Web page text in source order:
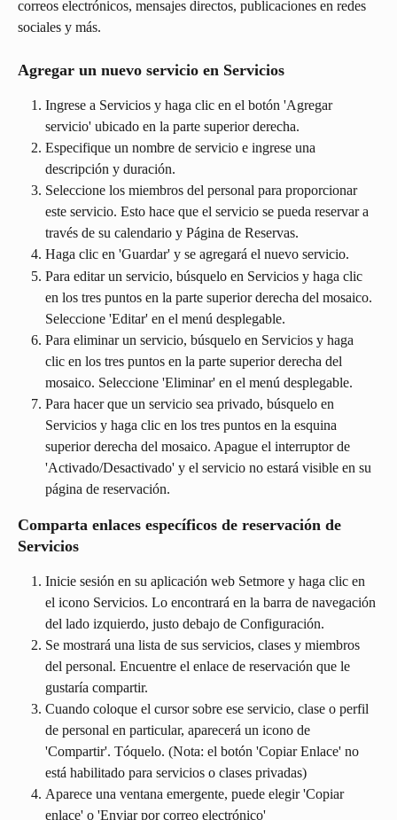
correos electrónicos, mensajes directos, publicaciones en redes
sociales y más.
Agregar un nuevo servicio en Servicios
Ingrese a Servicios y haga clic en el botón 'Agregar
servicio' ubicado en la parte superior derecha.
Especifique un nombre de servicio e ingrese una
descripción y duración.
Seleccione los miembros del personal para proporcionar
este servicio. Esto hace que el servicio se pueda reservar a
través de su calendario y Página de Reservas.
Haga clic en 'Guardar' y se agregará el nuevo servicio.
Para editar un servicio, búsquelo en Servicios y haga clic
en los tres puntos en la parte superior derecha del mosaico.
Seleccione 'Editar' en el menú desplegable.
Para eliminar un servicio, búsquelo en Servicios y haga
clic en los tres puntos en la parte superior derecha del
mosaico. Seleccione 'Eliminar' en el menú desplegable.
Para hacer que un servicio sea privado, búsquelo en
Servicios y haga clic en los tres puntos en la esquina
superior derecha del mosaico. Apague el interruptor de
'Activado/Desactivado' y el servicio no estará visible en su
página de reservación.
Comparta enlaces específicos de reservación de
Servicios
Inicie sesión en su aplicación web Setmore y haga clic en
el icono Servicios. Lo encontrará en la barra de navegación
del lado izquierdo, justo debajo de Configuración.
Se mostrará una lista de sus servicios, clases y miembros
del personal. Encuentre el enlace de reservación que le
gustaría compartir.
Cuando coloque el cursor sobre ese servicio, clase o perfil
de personal en particular, aparecerá un icono de
'Compartir'. Tóquelo. (Nota: el botón 'Copiar Enlace' no
está habilitado para servicios o clases privadas)
Aparece una ventana emergente, puede elegir 'Copiar
enlace' o 'Enviar por correo electrónico'